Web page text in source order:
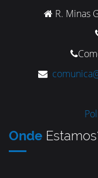
R. Minas
Onde